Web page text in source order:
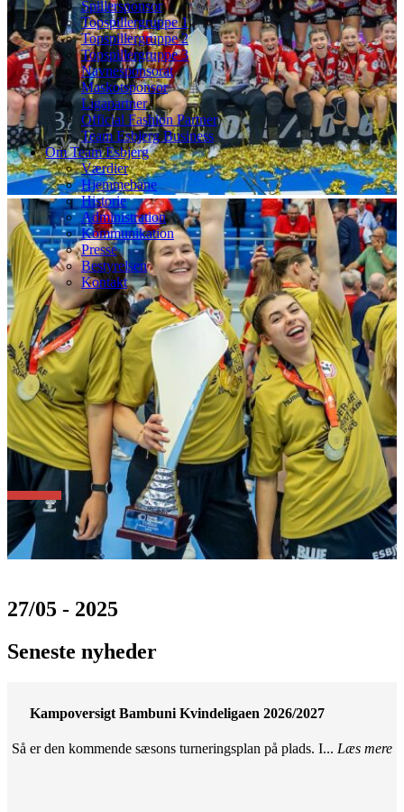
Spillersponsor
Topspillergruppe 1
Topspillergruppe 2
Topspillergruppe 3
Navnesponsorat
Maskotsponsor
Ligapartner
Official Fashion Partner
Team Esbjerg Business
Om Team Esbjerg
Værdier
Hjemmebane
Historie
Administration
Kommunikation
Presse
Bestyrelsen
Kontakt
27/05 - 2025
Seneste nyheder
Kampoversigt Bambuni Kvindeligaen 2026/2027
Så er den kommende sæsons turneringsplan på plads. I... Læs mere